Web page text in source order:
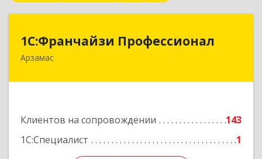
1С:Франчайзи Профессионал
Арзамас
Клиентов на сопровождении
143
1С:Специалист
1
1С:Франчайзи Профессионал
607227, Нижегородская обл, Арзамас г, Кирова